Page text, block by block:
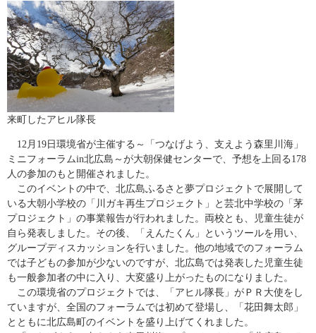
来町したアヒル隊長
12月19日環境省が主催する～「つなげよう、支えよう森里川海」
ミニフォーラムin北広島～が大朝保健センターで、予想を上回る178
人の参加のもと開催されました。
このイベントの中で、北広島ふるさと夢プロジェクトで展開して
いる大朝小学校の「川ガキ再生プロジェクト」と芸北中学校の「茅
プロジェクト」の事業報告が行われました。両校とも、児童生徒が
自ら発表しました。その後、「えんたくん」というツールを用い、
グループディスカッションを行いました。他の地域でのフォーラム
では子どもの参加が少ないのですが、北広島では発表した児童生徒
も一般参加者の中に入り、大変盛り上がったものになりました。
この環境省のプロジェクトでは、「アヒル隊長」がＰＲ大使をし
ていますが、全国のフォーラムでは初めて登場し、「花田舞太郎」
とともに北広島町のイベントを盛り上げてくれました。